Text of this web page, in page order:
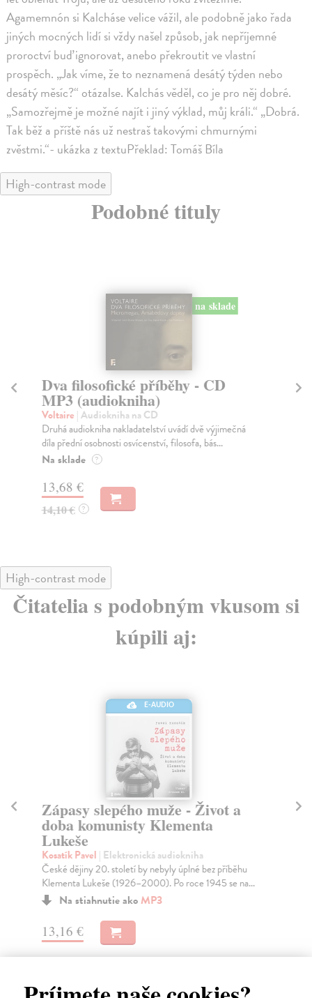
Agamemnón si Kalcháse velice vážil, ale podobně jako řada
jiných mocných lidí si vždy našel způsob, jak nepříjemné
proroctví buď ignorovat, anebo překroutit ve vlastní
prospěch. „Jak víme, že to neznamená desátý týden nebo
desátý měsíc?“ otázalse. Kalchás věděl, co je pro něj dobré.
„Samozřejmě je možné najít i jiný výklad, můj králi.“ „Dobrá.
Tak běž a příště nás už nestraš takovými chmurnými
zvěstmi.“- ukázka z textuPřeklad: Tomáš Bíla
High-contrast mode
Podobné tituly
na sklade
Dva filosofické příběhy - CD
MP3 (audiokniha)
Voltaire | Audiokniha na CD
Druhá audiokniha nakladatelství uvádí dvě výjimečná
díla přední osobnosti osvícenství, filosofa, bás...
Na sklade ?
13,68 €
14,10 € ?
High-contrast mode
Čitatelia s podobným vkusom si
kúpili aj:
E-AUDIO
Zápasy slepého muže - Život a
doba komunisty Klementa
Lukeše
Kosatík Pavel | Elektronická audiokniha
České dějiny 20. století by nebyly úplné bez příběhu
Klementa Lukeše (1926–2000). Po roce 1945 se na...
Na stiahnutie akoMP3
13,16 €